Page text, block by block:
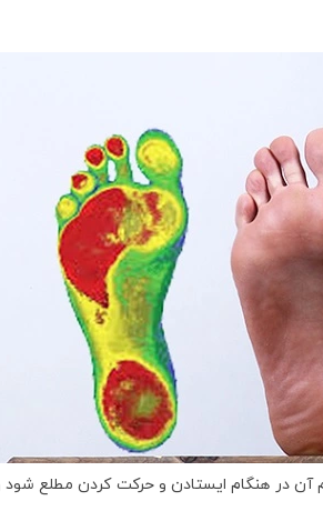
در هنگام ایستادن و حرکت کردن مطلع شود